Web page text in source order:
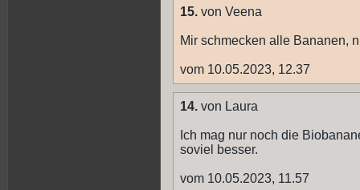
15. von Veena
Mir schmecken alle Bananen,
vom 10.05.2023, 12.37
14. von Laura
Ich mag nur noch die
soviel besser.
vom 10.05.2023, 11.57